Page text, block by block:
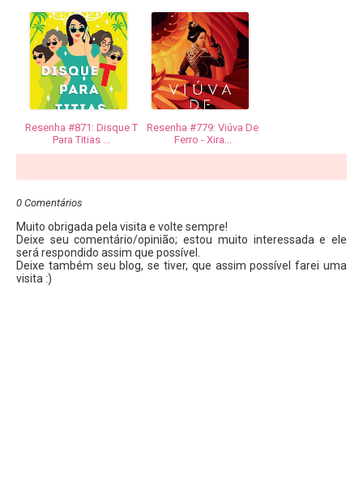
Resenha #871: Disque T
Para Titias ...
Resenha #779: Viúva De
Ferro - Xira...
0 Comentários
Muito obrigada pela visita e volte sempre!
Deixe seu comentário/opinião; estou muito interessada e ele
será respondido assim que possível.
Deixe também seu blog, se tiver, que assim possível farei uma
visita :)